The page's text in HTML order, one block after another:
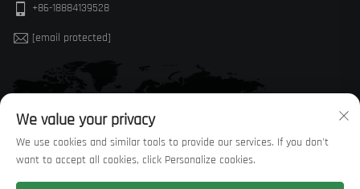
+86-18884139528
[email protected]
We value your privacy
We use cookies and similar tools to provide our services. If you don't
want to accept all cookies, click Personalize cookies.